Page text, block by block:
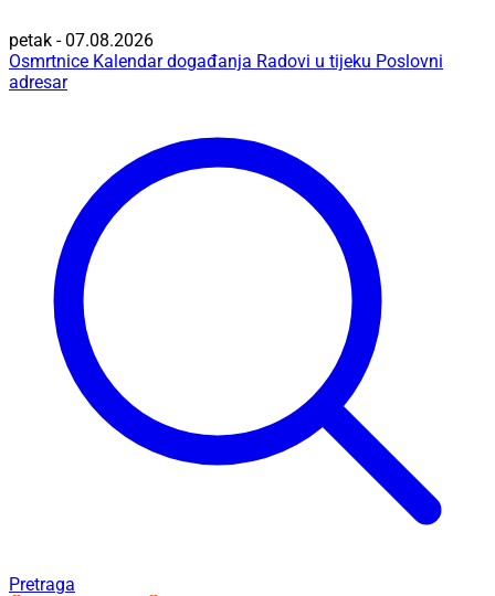
petak - 07.08.2026
Osmrtnice Kalendar događanja Radovi u tijeku Poslovni
adresar
Pretraga